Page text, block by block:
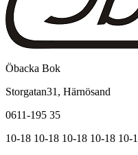
Öbacka Bok
Storgatan31, Härnösand
0611-195 35
10-18 10-18 10-18 10-18 10-